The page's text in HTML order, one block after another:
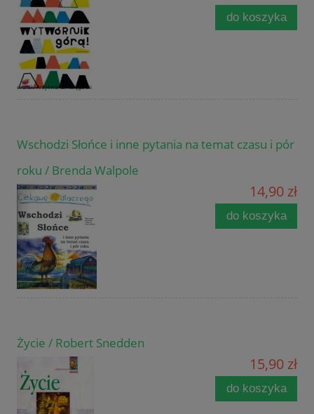
do koszyka
Wschodzi Słońce i inne pytania na temat czasu i pór
roku / Brenda Walpole
14,90 zł
do koszyka
Życie / Robert Snedden
15,90 zł
do koszyka